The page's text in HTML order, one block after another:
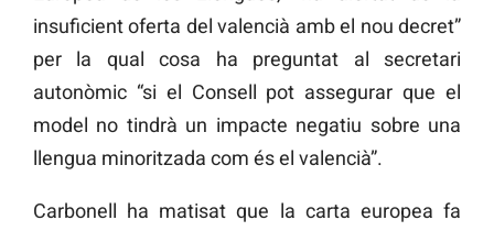
insuficient oferta del valencià amb el nou decret”
per la qual cosa ha preguntat al secretari
autonòmic “si el Consell pot assegurar que el
model no tindrà un impacte negatiu sobre una
llengua minoritzada com és el valencià”.
Carbonell ha matisat que la carta europea fa